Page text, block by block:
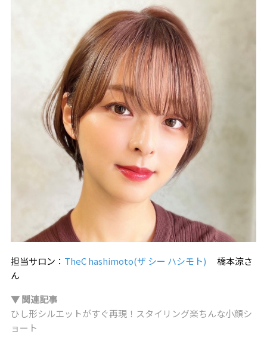
担当サロン： TheC hashimoto(ザ シー ハシモト) 橋本涼さ
ん
▼ 関連記事
ひし形シルエットがすぐ再現！スタイリング楽ちんな小顔シ
ョート